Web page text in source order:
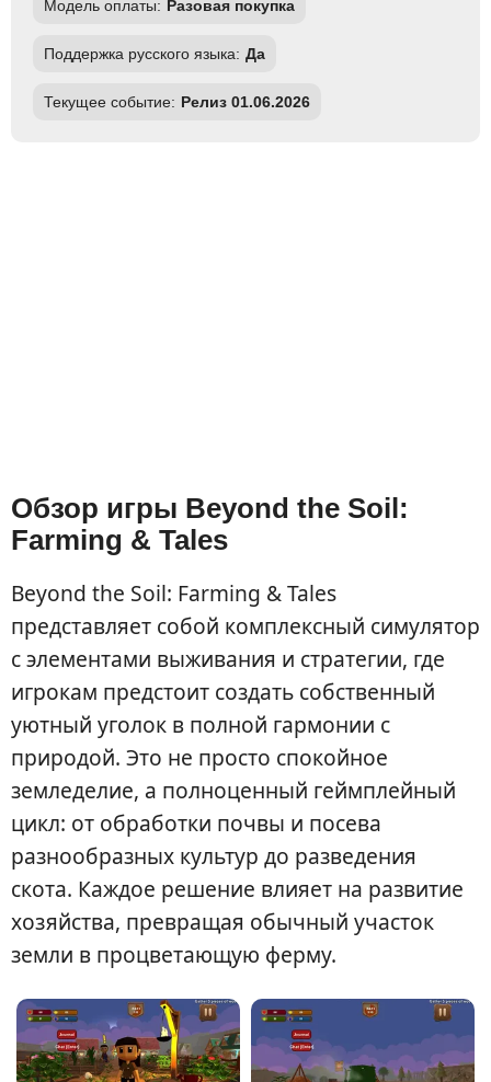
Модель оплаты: Разовая покупка
Поддержка русского языка: Да
Текущее событие: Релиз 01.06.2026
Обзор игры Beyond the Soil:
Farming & Tales
Beyond the Soil: Farming & Tales
представляет собой комплексный симулятор
с элементами выживания и стратегии, где
игрокам предстоит создать собственный
уютный уголок в полной гармонии с
природой. Это не просто спокойное
земледелие, а полноценный геймплейный
цикл: от обработки почвы и посева
разнообразных культур до разведения
скота. Каждое решение влияет на развитие
хозяйства, превращая обычный участок
земли в процветающую ферму.